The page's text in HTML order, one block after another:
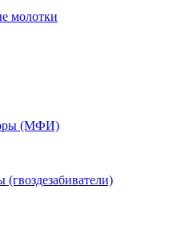
молотки
(МФИ)
(гвоздезабиватели)